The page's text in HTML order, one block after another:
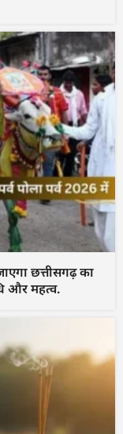
छत्तीसगढ़ का
और महत्व.